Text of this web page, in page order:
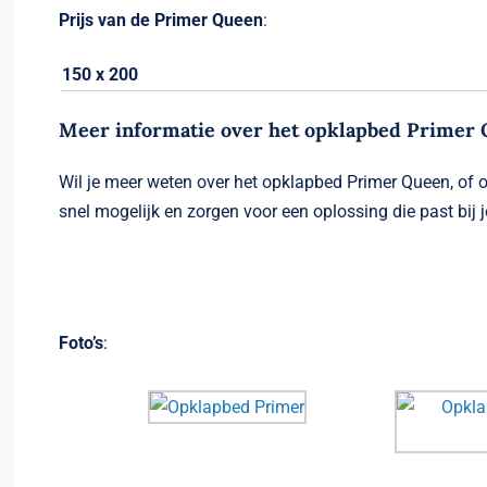
Prijs van de Primer Queen:
150 x 200
Meer informatie over het opklapbed Primer
Wil je meer weten over het opklapbed Primer Queen,
snel mogelijk en zorgen voor een oplossing die past bij
Foto’s: